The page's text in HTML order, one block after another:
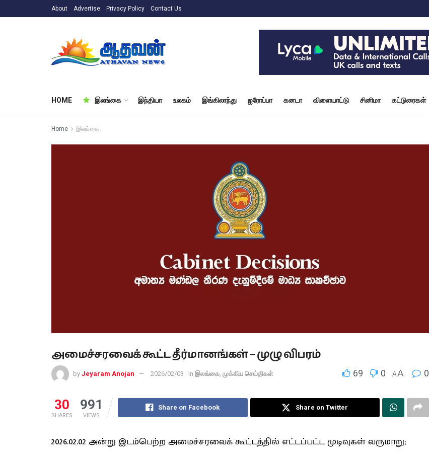
About Advertise Privacy Policy Contact Us
HOME இலங்கை இந்தியா உலகம் இங்கிலாந்து ஐரோப்பா கனடா விளையாட்டு சினிமா கட்டுரைகள்
Home இலங்கை
அமைச்சரவைக் கூட்ட தீர்மானங்கள் – முழு விபரம்
by Jeyaram Anojan 2026/02/03 in இலங்கை முக்கிய செய்திகள் 69 0 AA 0
30
SHARES
991
VIEWS
Share on Facebook Share on Twitter
2026.02.02 அன்று இடம்பெற்ற அமைச்சரவைக் கூட்டத்தில் எட்டப்பட்ட முடிவுகள் வருமாறு;